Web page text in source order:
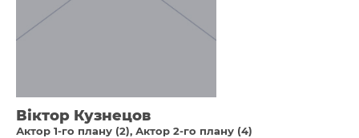
Віктор Кузнецов
Актор 1-го плану (2) Актор 2-го плану (4)